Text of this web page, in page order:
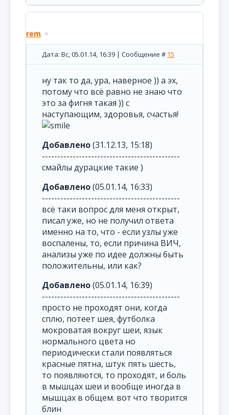
rem
Дата: Вс, 05.01.14, 16:39 | Сообщение # 15
ну так то да, ура, наверное )) а эх,
потому что всё равно не знаю что
это за фигня такая )) с
наступающим, здоровья, счастья!
Добавлено(31.12.13, 15:18)
---------------------------------------------
смайлы дурацкие такие )
Добавлено(05.01.14, 16:33)
---------------------------------------------
всё таки вопрос для меня открыт,
писал уже, но не получил ответа
именно на то, что - если узлы уже
воспалены, то, если причина ВИЧ,
анализы уже по идее должны быть
положительны, или как?
Добавлено(05.01.14, 16:39)
---------------------------------------------
просто не проходят они, когда
сплю, потеет шея, футболка
мокроватая вокруг шеи, язык
нормального цвета но
периодически стали появляться
красные пятна, штук пять шесть,
то появляются, то проходят, и боль
в мышцах шеи и вообще иногда в
мышцах в общем. вот что творится
блин